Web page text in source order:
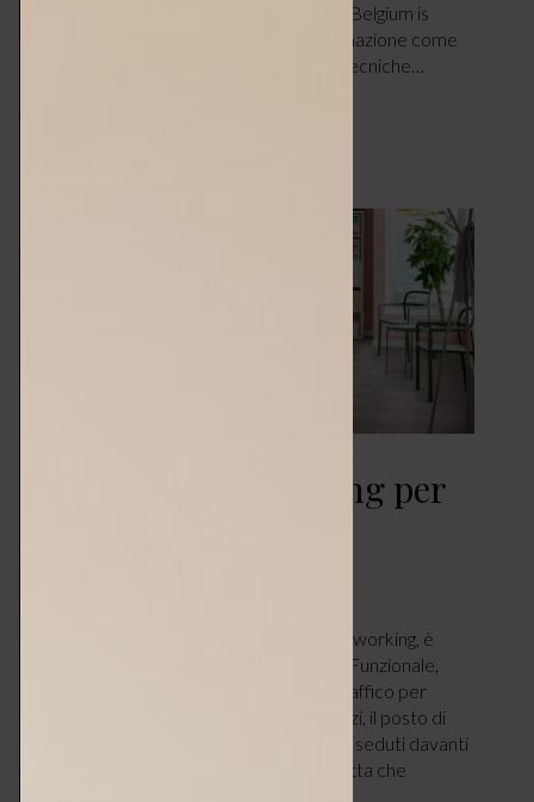
Emery è una delle designer emergenti di Belgium is
Design. Approda al design dopo una formazione come
ceramista ed ebanista, le cui solide basi tecniche…
Sedie da homeworking per
di Arianna Giancaterina. Per molti, l’homeworking, è
diventata la modalità di lavoro preferita. Funzionale,
evita di dover affrontare, tutti i giorni, il traffico per
raggiungere, con l’automobile o con i mezzi, il posto di
lavoro. Restare però, molte ore al giorno, seduti davanti
a un computer, necessita una seduta adatta che